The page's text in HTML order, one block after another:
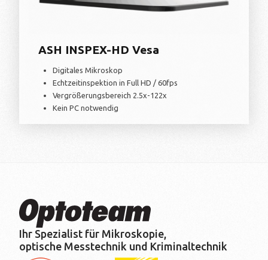
ASH INSPEX-HD Vesa
Digitales Mikroskop
Echtzeitinspektion in Full HD / 60fps
Vergrößerungsbereich 2.5x-122x
Kein PC notwendig
Ihr Spezialist für Mikroskopie,
optische Messtechnik und Kriminaltechnik